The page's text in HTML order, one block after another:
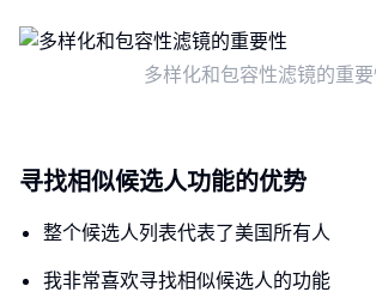
多样化和包容性滤镜的重
寻找相似候选人功能的优势
整个候选人列表代表了美国所有人
我非常喜欢寻找相似候选人的功能